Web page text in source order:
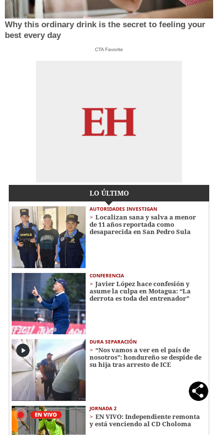
Why this ordinary drink is the secret to feeling your
best every day
CTA Favorite
LO ÚLTIMO
AUTORIDADES INVESTIGAN
Localizan sana y salva a menor
de 11 años reportada como
desaparecida en San Pedro Sula
CONFERENCIA
Javier López hace confesión y
asume la culpa en Motagua: “La
derrota es toda del entrenador”
DURA SEPARACIÓN
“Nos vamos a ver en el país de
nosotros”: hondureño se despide de
su hija tras arresto de ICE
JORNADA 2
EN VIVO: Independiente remonta
y está venciendo al CD Choloma